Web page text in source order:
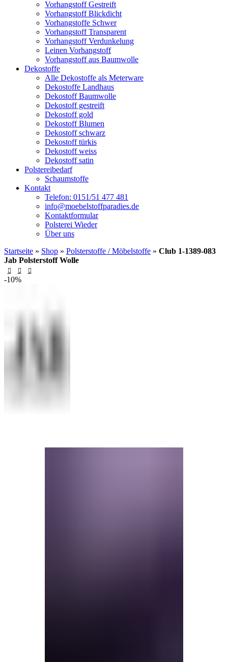
Vorhangstoff Gestreift
Vorhangstoff Blickdicht
Vorhangstoffe Schwer
Vorhangstoff Transparent
Vorhangstoff Verdunkelung
Leinen Vorhangstoff
Vorhangstoff aus Baumwolle
Dekostoffe
Alle Dekostoffe als Meterware
Dekostoffe Landhaus
Dekostoff Baumwolle
Dekostoff gestreift
Dekostoff gold
Dekostoff Blumen
Dekostoff schwarz
Dekostoff türkis
Dekostoff weiss
Dekostoff satin
Polstereibedarf
Schaumstoffe
Kontakt
Telefon: 0151/51 477 481
info@moebelstoffparadies.de
Kontaktformular
Polsterei Wieder
Über uns
Startseite » Shop » Polsterstoffe / Möbelstoffe » Club 1-1389-083
Jab Polsterstoff Wolle
-10%